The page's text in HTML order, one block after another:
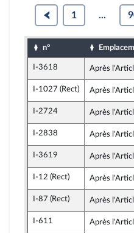
1 ...
n°
I-3618 Après
I-1027 (Rect) Après
I-2724 Après
I-2838 Après
I-3619 Après
I-12 (Rect) Après
I-87 (Rect) Après
I-611 Après